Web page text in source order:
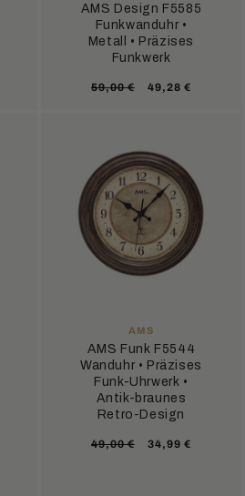
AMS Design F5585
Funkwanduhr •
Metall • Präzises
Funkwerk
Normaler
59,00 € 49,28 €
ANBIETER:
AMS
AMS Funk F5544
Wanduhr • Präzises
Funk-Uhrwerk •
Antik-braunes
Retro-Design
Normaler
49,00 € 34,99 €